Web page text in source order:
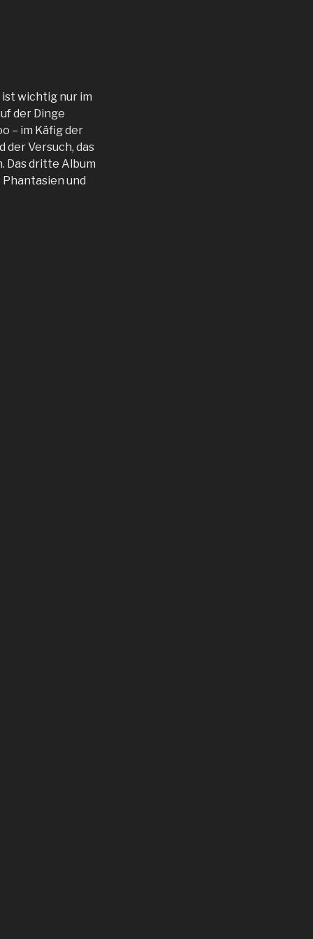
wichtig nur im
der Dinge
– im Käfig der
der Versuch, das
Das dritte Album
und